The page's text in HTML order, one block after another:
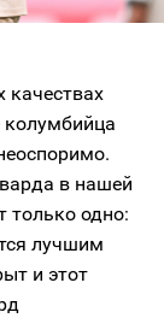
качествах
в нашей
только одно:
лучшим
и этот